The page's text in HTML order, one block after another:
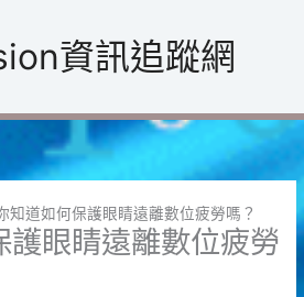
資訊追蹤網
知道如何保護眼睛遠離數位疲勞嗎？
護眼睛遠離數位疲勞